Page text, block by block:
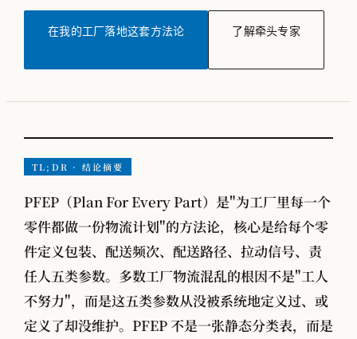
方法论体系总览
工厂物流规划
全部观点
工厂规划
供应链管理
MMOG/LE
在我的工厂落地这套方法论 了解牵头专家
TL;DR · 结论摘要
PFEP（Plan For Every Part）是"为工厂里每一个
零件都做一份物流计划"的方法论，核心是给每个零
件定义包装、配送频次、配送路径、拉动信号、责
任人五类参数。多数工厂物流混乱的根因不是"工人
不努力"，而是这五类参数从没被系统地定义过、或
定义了却没维护。PFEP 不是一张静态分类表，而是